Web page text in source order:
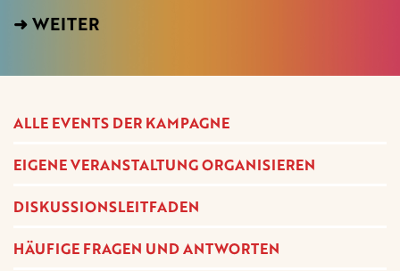
ALLE EVENTS DER KAMPAGNE
EIGENE VERANSTALTUNG ORGANISIEREN
DISKUSSIONSLEITFADEN
HÄUFIGE FRAGEN UND ANTWORTEN